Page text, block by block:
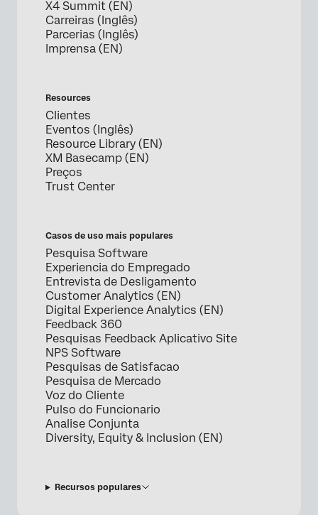
X4 Summit (EN)
Carreiras (Inglês)
Parcerias (Inglês)
Imprensa (EN)
Resources
Clientes
Eventos (Inglês)
Resource Library (EN)
XM Basecamp (EN)
Preços
Trust Center
Casos de uso mais populares
Pesquisa Software
Experiencia do Empregado
Entrevista de Desligamento
Customer Analytics (EN)
Digital Experience Analytics (EN)
Feedback 360
Pesquisas Feedback Aplicativo Site
NPS Software
Pesquisas de Satisfacao
Pesquisa de Mercado
Voz do Cliente
Pulso do Funcionario
Analise Conjunta
Diversity, Equity & Inclusion (EN)
Recursos populares